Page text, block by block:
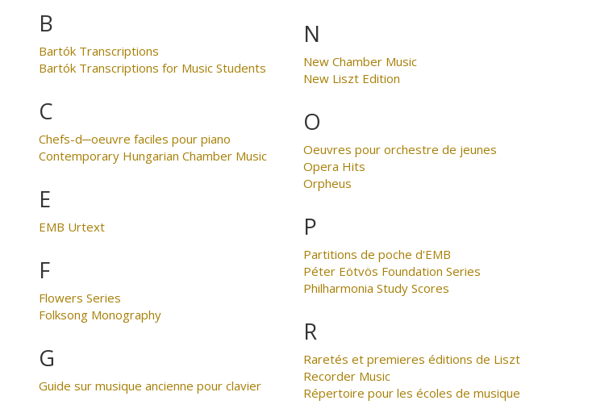
B
Bartók Transcriptions
Bartók Transcriptions for Music Students
C
Chefs-d─oeuvre faciles pour piano
Contemporary Hungarian Chamber Music
E
EMB Urtext
F
Flowers Series
Folksong Monography
G
Guide sur musique ancienne pour clavier
N
New Chamber Music
New Liszt Edition
O
Oeuvres pour orchestre de jeunes
Opera Hits
Orpheus
P
Partitions de poche d'EMB
Péter Eötvös Foundation Series
Philharmonia Study Scores
R
Raretés et premieres éditions de Liszt
Recorder Music
Répertoire pour les écoles de musique